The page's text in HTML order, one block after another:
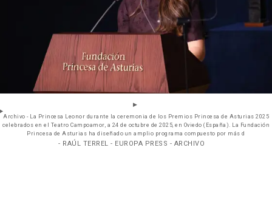
Archivo - La Princesa Leonor durante la ceremonia de los Premios Princesa de Asturias 2025
celebrados en el Teatro Campoamor, a 24 de octubre de 2025, en Oviedo (España). La Fundación
Princesa de Asturias ha diseñado un amplio programa compuesto por más d
- RAÚL TERREL - EUROPA PRESS - ARCHIVO